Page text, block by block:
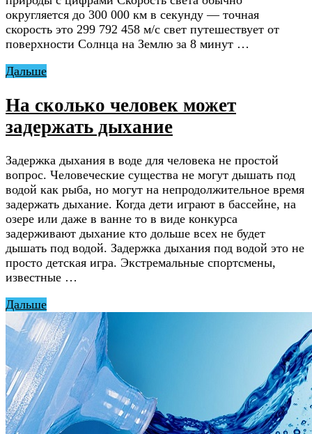
округляется до 300 000 км в секунду — точная
скорость это 299 792 458 м/с свет путешествует от
поверхности Солнца на Землю за 8 минут …
Дальше
На сколько человек может
задержать дыхание
Задержка дыхания в воде для человека не простой
вопрос. Человеческие существа не могут дышать под
водой как рыба, но могут на непродолжительное время
задержать дыхание. Когда дети играют в бассейне, на
озере или даже в ванне то в виде конкурса
задерживают дыхание кто дольше всех не будет
дышать под водой. Задержка дыхания под водой это не
просто детская игра. Экстремальные спортсмены,
известные …
Дальше